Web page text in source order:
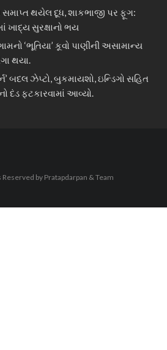
સમાપ્ત થયેલ દૂધ, શાકભાજી પર ફૂગ:
ખાદ્ય સુરક્ષાનો ભય
‘ભૂતિયા’ કૂવો પાણીની અસામાન્ય
થયા.
બદલ ઝેપ્ટો, બુકમાયશો, ઇન્ડિગો સહિત
દંડ ફટકારવામાં આવ્યો.
Reserved by Pratapdarpan & Team